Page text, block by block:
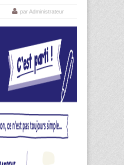
par Administrateur